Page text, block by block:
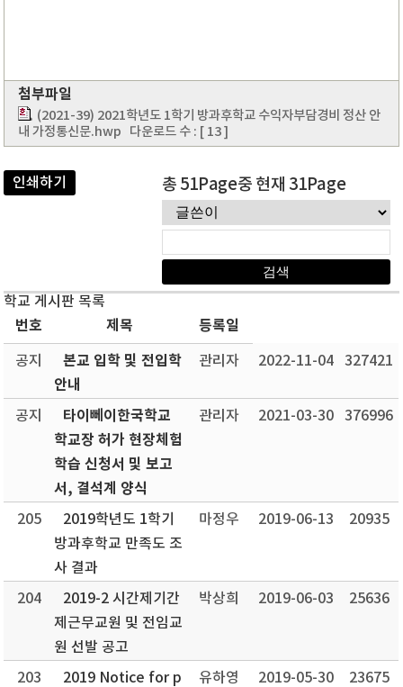
첨부파일
(2021-39) 2021학년도 1학기 방과후학교 수익자부담경비 정산 안
내 가정통신문.hwp 다운로드 수 : [ 13 ]
인쇄하기 총 51Page중 현재 31Page
학교 게시판 목록
번호 제목 등록일
공지
본교 입학 및 전입학
안내
관리자 2022-11-04 327421
공지
타이뻬이한국학교
학교장 허가 현장체험
학습 신청서 및 보고
서, 결석계 양식
관리자 2021-03-30 376996
205
2019학년도 1학기
방과후학교 만족도 조
사 결과
마정우 2019-06-13 20935
204
2019-2 시간제기간
제근무교원 및 전임교
원 선발 공고
박상희 2019-06-03 25636
203
2019 Notice for p
유하영 2019-05-30 23675